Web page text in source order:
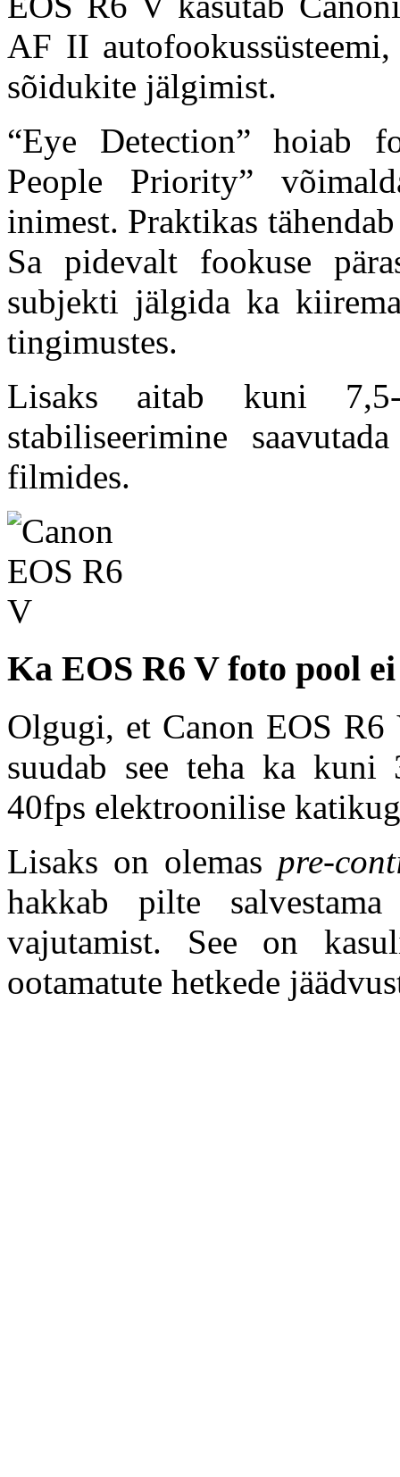
AF II
sõidukite jälgimist.
“Eye Detection” hoiab
People Priority”
inimest. Praktikas
Sa pidevalt fookuse
subjekti jälgida ka
tingimustes.
Lisaks aitab kuni 7,5-
stabiliseerimine
filmides.
Ka EOS R6 V foto pool
Olgugi, et Canon EOS
suudab see teha ka
40fps elektroonilise
Lisaks on olemas pre-
hakkab pilte
vajutamist. See on
ootamatute hetkede